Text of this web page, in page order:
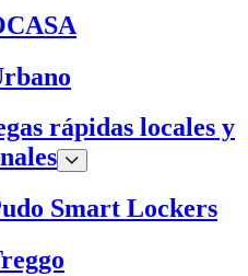
rápidas locales y
Smart Lockers